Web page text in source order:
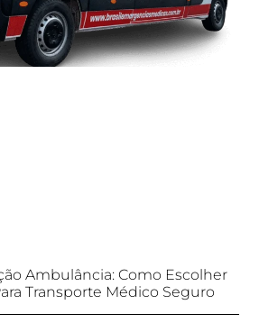
Ambulância: Como Escolher
Transporte Médico Seguro